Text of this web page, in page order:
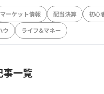
マーケット情報 配当決算
初心
ウ ライフ&マネー
事一覧